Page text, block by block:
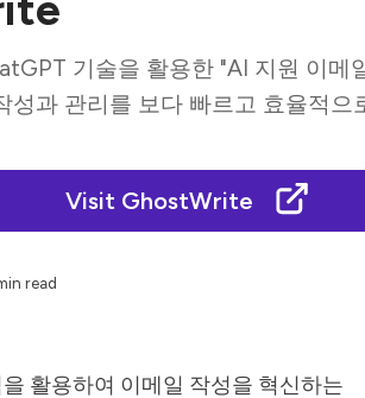
기술을 활용한 "AI 지원 이메
성과 관리를 보다 빠르고 효율적으
Visit GhostWrite
read
활용하여 이메일 작성을 혁신하는